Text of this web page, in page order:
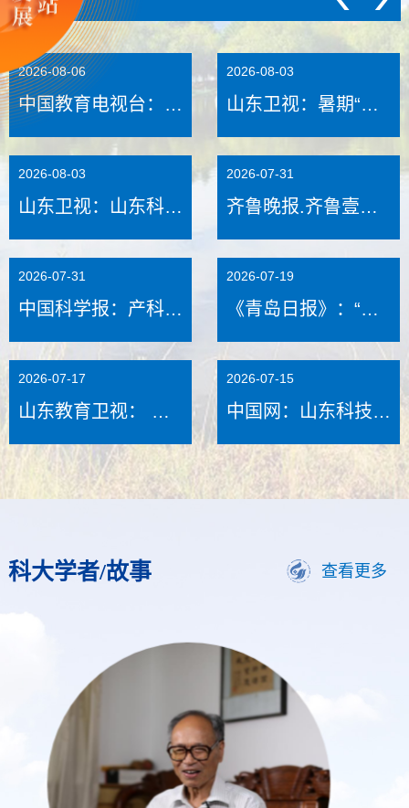
2026-08-06
中国教育电视台：科
上“长”出活力新城
2026-08-03
山东卫视：暑期“三
春之歌
2026-08-03
山东卫视：山东科技
建海外权益保护研究
中心
2026-07-31
齐鲁晚报.齐鲁壹
增长！山东科技大学
2026本科生源质量
持续向好
2026-07-31
中国科学报：产科教
一公里”——山东科
技大学探索地方高校
新工科人才培养模式
2026-07-19
《青岛日报》：“高
科普
2026-07-17
山东教育卫视： 第
遥感创新论坛在山东
科技大学举办
2026-07-15
中国网：山东科技大
陷区上“长”出活力新
城
科大学者/故事 查看更多